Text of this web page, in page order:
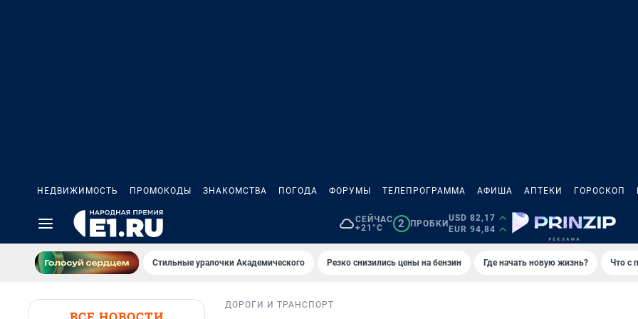
НЕДВИЖИМОСТЬ ПРОМОКОДЫ ЗНАКОМСТВА ПОГОДА ФОРУМЫ ТЕЛЕПРОГРАММА АФИША АПТЕКИ ГОРОСКОП
СЕЙЧАС
+21°C
2 ПРОБКИ
USD 82,17
EUR 94,84
Стильные уралочки Академического Резко снизились цены на бензин Где начать новую жизнь? Что с
ДОРОГИ И ТРАНСПОРТ